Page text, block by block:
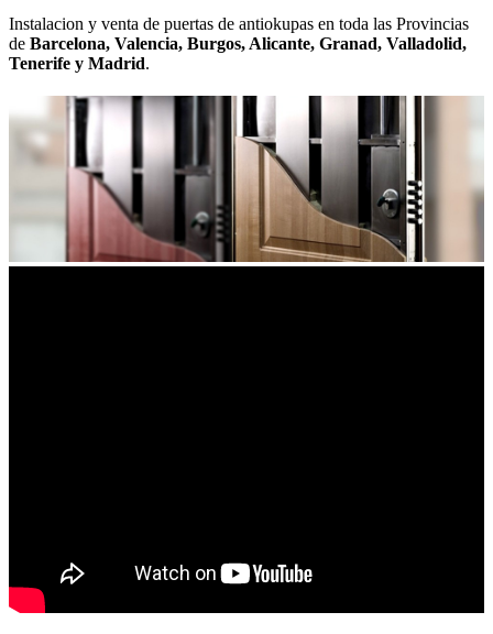
Instalacion y venta de puertas de antiokupas en toda las Provincias
de Barcelona, Valencia, Burgos, Alicante, Granad, Valladolid,
Tenerife y Madrid.